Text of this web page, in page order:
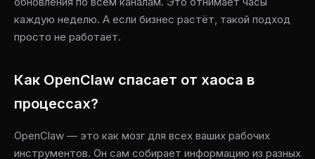
каждую неделю. А если бизнес растёт, такой подход
просто не работает.
Как OpenClaw спасает от хаоса в
процессах?
OpenClaw — это как мозг для всех ваших рабочих
инструментов. Он сам собирает информацию из разных